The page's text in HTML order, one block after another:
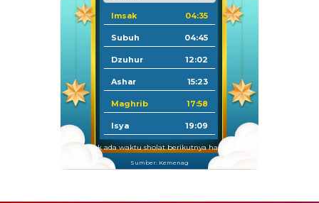
Imsak 04:35
Subuh 04:45
Dzuhur 12:02
Ashar 15:23
Maghrib 17:58
Isya 19:09
Tidak ada waktu sholat berikutnya hari ini.
Sumber: Kemenag